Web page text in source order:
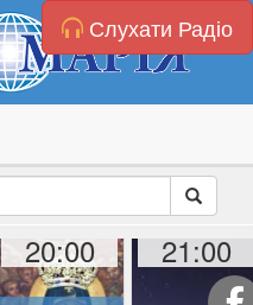
Слухати Радіо
20:00 21:00